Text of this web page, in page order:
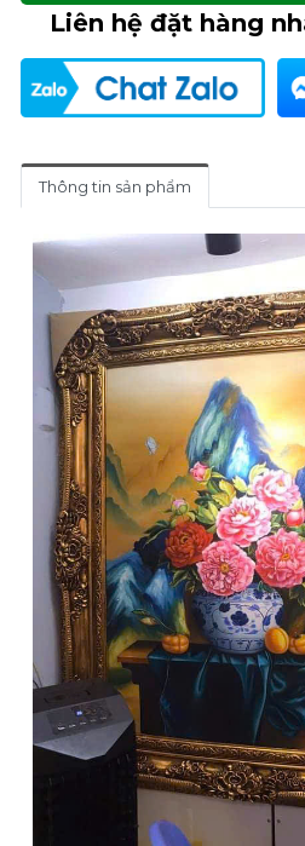
Liên hệ đặt hàng
Thông tin sản phẩm